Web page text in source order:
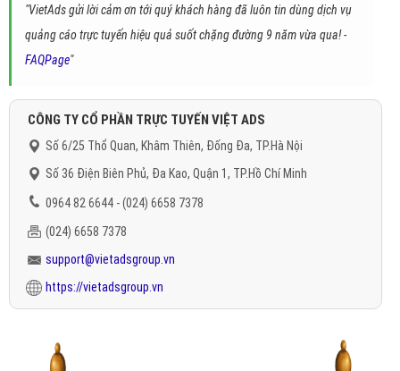
"VietAds gửi lời cảm ơn tới quý khách hàng đã luôn tin dùng dịch vụ
quảng cáo trực tuyến hiệu quả suốt chặng đường 9 năm vừa qua! -
FAQPage"
CÔNG TY CỔ PHẦN TRỰC TUYẾN VIỆT ADS
Số 6/25 Thổ Quan, Khâm Thiên, Đống Đa, TP.Hà Nội
Số 36 Điện Biên Phủ, Đa Kao, Quận 1, TP.Hồ Chí Minh
0964 82 6644 - (024) 6658 7378
(024) 6658 7378
support@vietadsgroup.vn
https://vietadsgroup.vn